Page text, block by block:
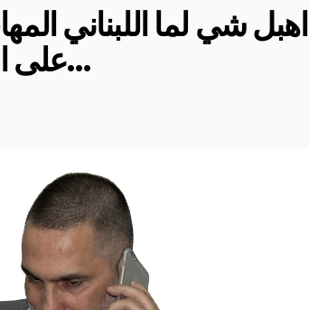
اهبل شي لما اللبناني
على الحراك من بعيد. ولَك فك بقى…